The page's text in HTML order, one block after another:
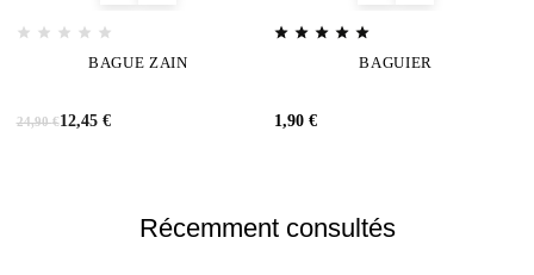
BAGUE ZAIN
24,90€12,45 €
BAGUIER
1,90 €
Récemment consultés